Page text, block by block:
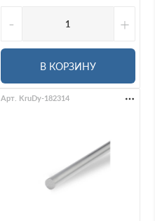
-
+
В КОРЗИНУ
Арт. KruDy-182314